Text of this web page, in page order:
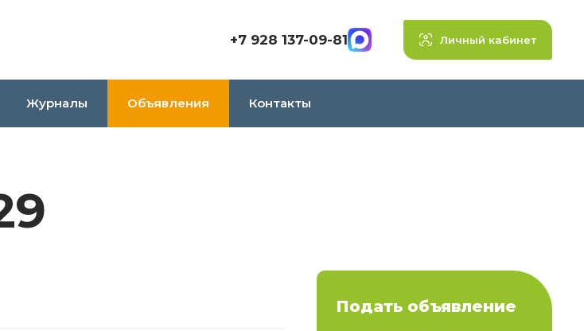
+7 928 137-09-81 Личный кабинет
Журналы Объявления Контакты
Подать объявление